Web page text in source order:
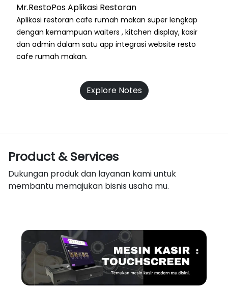
Mr.RestoPos Aplikasi Restoran
Aplikasi restoran cafe rumah makan super lengkap
dengan kemampuan waiters , kitchen display, kasir
dan admin dalam satu app integrasi website resto
cafe rumah makan.
Explore Notes
Product & Services
Dukungan produk dan layanan kami untuk
membantu memajukan bisnis usaha mu.